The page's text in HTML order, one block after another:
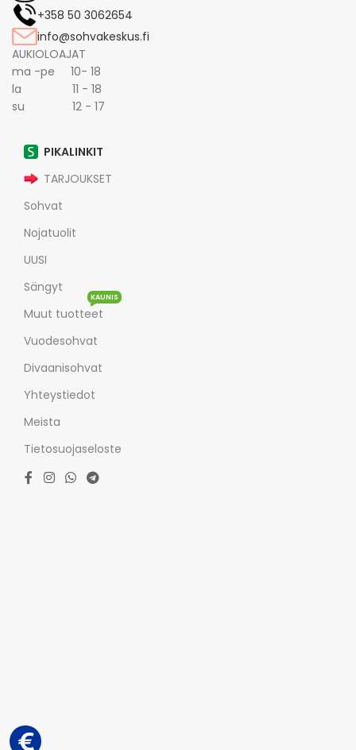
+358 50 3062654
info@sohvakeskus.fi
AUKIOLOAJAT
ma -pe 10- 18
la 11 - 18
su 12 - 17
PIKALINKIT
TARJOUKSET
Sohvat
Nojatuolit
UUSI
Sängyt
Muut tuotteet
KAUNIS
Vuodesohvat
Divaanisohvat
Yhteystiedot
Meista
Tietosuojaseloste